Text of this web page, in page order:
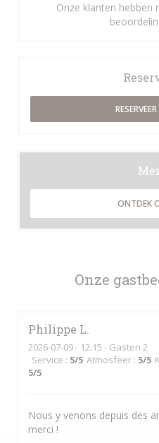
Onze
Philippe L
2026-07-09- 12:15 - Gasten 2
Service : 5/5 Atmosfeer : 5/5
5/5
Nous y venons depuis des
merci !
Onze klanten hebben
ONTDEK